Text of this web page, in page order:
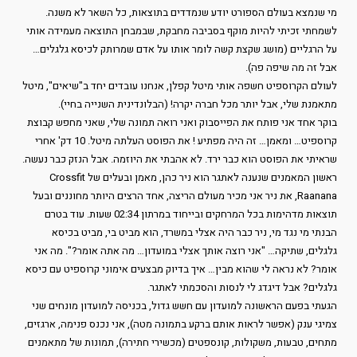
מי שנמצא בעולם הספורט יודע שנמדדים בתוצאות, כל השאר לא משנה.
לשמחתי זכיתי להיות מוקף בסביבה מחבקת, שבמבחן התוצאה מעמידה אותי
על הרגליים (מושג שקצת קשה לומר אותו על אדם שמרותק לכיסא גלגלים…
אבל זה מה שיפה פה).
לעולם הקרוספיט חשפה אותי מיטל קפלן, אנחנו עובדים יחד ב"שיאים", מיטל
מתאמנת שלי, אבל יותר מכל חברה יקרה! (הבלונדינית השנייה בחיי).
בוקר אחד אני פותח את הפייסבוק ואני רואה תמונה שלי, שאני מחפש קבוצת
קרוספיט… ומאמן… זה היה מפתיע ! את הפוסט העלתה מיטל. 10 דק' אחרי
שראיתי את הפוסט הוא כבר ירד. לא אהבתי את היוזמה. אבל הנזק כבר נעשה.
ראשון המאמנים שנענה לאתגר הוא ניר כהן, מאמן ובעלים של Crossfit
Raanana, את ניר אני מכיר מעולם הריצה, אחד הרצים היותר מחוננים ובעל
תוצאות מדהימות בכל המרחקים ובייחוד במרתון 02:34 שעות. עוד בטרם
הבנתי מי נגד מי, ניר כבר היה אצלי במשרד, הוא מביט בי, מביט בכיסא
גלגלים, שתיקה… "אני רוצה אותך אצלי במועדון… מה אתה אומר?". מה אני
אומר? לא נראה לי שהוא מבין… איך בדיוק מבצעים אימוני קרוספיט עם כיסא
גלגלים? אבל דיגדג לי לנסות והסכמתי לאתגר.
הגעתי בפעם הראשונה למועדון עם חשש גדול, בכניסה למועדון מונחים שני
צמיגי ענק (אפשר לראות אותם ברקע בתמונה מטה), אני נכנס פנימה, ארגזים,
מתחים, טבעות, משקולות, קונספטים (מכשירי חתירה), תמונות של מתאמנים